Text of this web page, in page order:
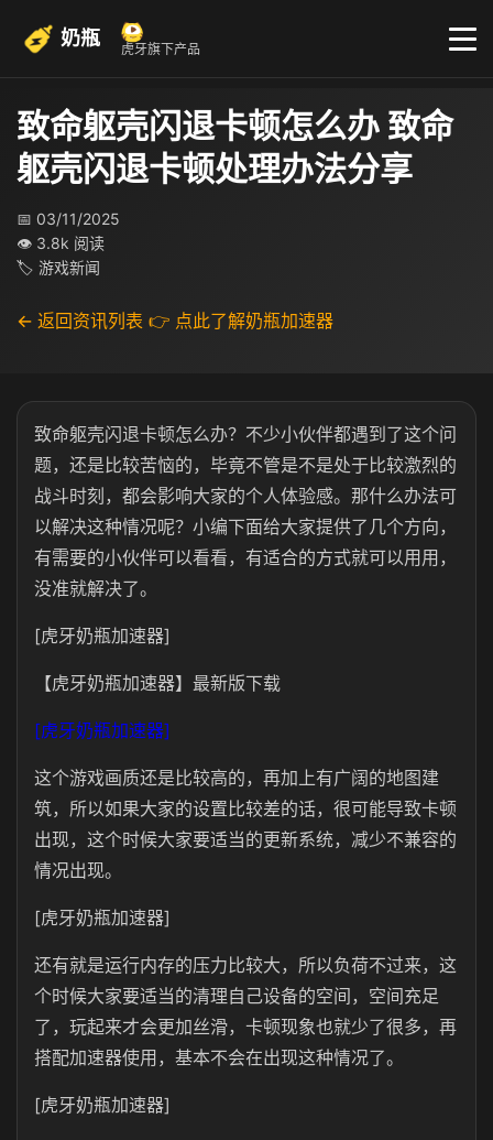
奶瓶 虎牙旗下产品
致命躯壳闪退卡顿怎么办 致命
躯壳闪退卡顿处理办法分享
📅 03/11/2025
👁 3.8k 阅读
🏷 游戏新闻
← 返回资讯列表 👉 点此了解奶瓶加速器
致命躯壳闪退卡顿怎么办？不少小伙伴都遇到了这个问
题，还是比较苦恼的，毕竟不管是不是处于比较激烈的
战斗时刻，都会影响大家的个人体验感。那什么办法可
以解决这种情况呢？小编下面给大家提供了几个方向，
有需要的小伙伴可以看看，有适合的方式就可以用用，
没准就解决了。
[虎牙奶瓶加速器]
【虎牙奶瓶加速器】最新版下载
[虎牙奶瓶加速器]
这个游戏画质还是比较高的，再加上有广阔的地图建
筑，所以如果大家的设置比较差的话，很可能导致卡顿
出现，这个时候大家要适当的更新系统，减少不兼容的
情况出现。
[虎牙奶瓶加速器]
还有就是运行内存的压力比较大，所以负荷不过来，这
个时候大家要适当的清理自己设备的空间，空间充足
了，玩起来才会更加丝滑，卡顿现象也就少了很多，再
搭配加速器使用，基本不会在出现这种情况了。
[虎牙奶瓶加速器]